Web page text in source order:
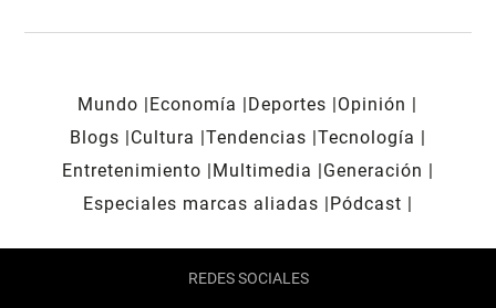
Mundo Economía Deportes
Opinión
Blogs
Cultura Tendencias Tecnología
Entretenimiento
Multimedia
Generación
Especiales marcas aliadas
Pódcast
REDES SOCIALES